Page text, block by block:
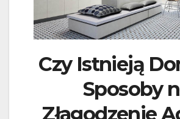
Czy Istnieją
Sposoby
Złagodzenie